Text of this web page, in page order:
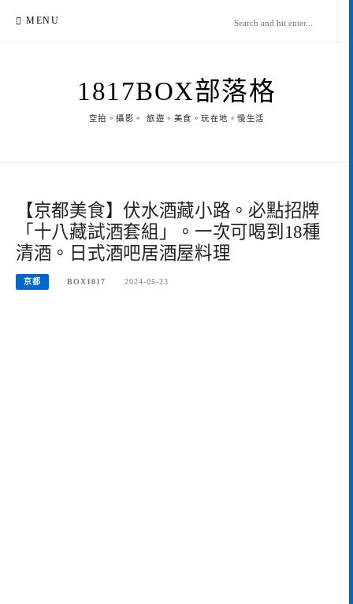
MENU
1817BOX部落格
空拍。攝影。 旅遊。美食。玩在地。慢生活
【京都美食】伏水酒藏小路。必點招牌
「十八藏試酒套組」。一次可喝到18種
清酒。日式酒吧居酒屋料理
京都 BOX1817 2024-05-23